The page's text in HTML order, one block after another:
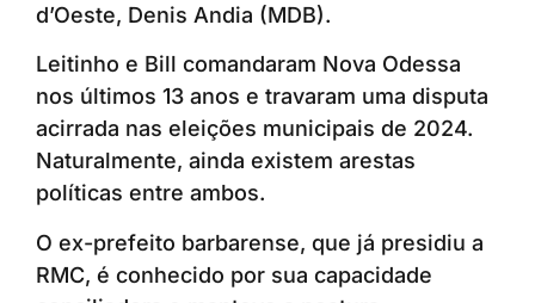
d’Oeste, Denis Andia (MDB).
Leitinho e Bill comandaram Nova Odessa
nos últimos 13 anos e travaram uma disputa
acirrada nas eleições municipais de 2024.
Naturalmente, ainda existem arestas
políticas entre ambos.
O ex-prefeito barbarense, que já presidiu a
RMC, é conhecido por sua capacidade